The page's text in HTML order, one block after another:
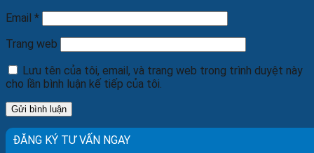
Email *
Trang web
Lưu tên của tôi, email, và trang web trong trình duyệt này
cho lần bình luận kế tiếp của tôi.
ĐĂNG KÝ TƯ VẤN NGAY